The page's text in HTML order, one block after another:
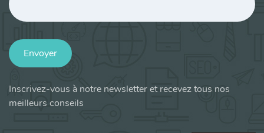
Envoyer
Inscrivez-vous à notre newsletter et recevez tous nos
meilleurs conseils